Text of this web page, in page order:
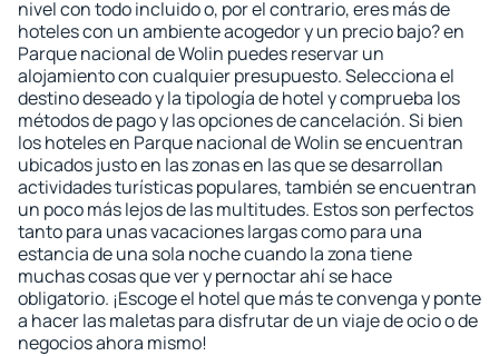
nivel con todo incluido o, por el contrario, eres más de
hoteles con un ambiente acogedor y un precio bajo? en
Parque nacional de Wolin puedes reservar un
alojamiento con cualquier presupuesto. Selecciona el
destino deseado y la tipología de hotel y comprueba los
métodos de pago y las opciones de cancelación. Si bien
los hoteles en Parque nacional de Wolin se encuentran
ubicados justo en las zonas en las que se desarrollan
actividades turísticas populares, también se encuentran
un poco más lejos de las multitudes. Estos son perfectos
tanto para unas vacaciones largas como para una
estancia de una sola noche cuando la zona tiene
muchas cosas que ver y pernoctar ahí se hace
obligatorio. ¡Escoge el hotel que más te convenga y ponte
a hacer las maletas para disfrutar de un viaje de ocio o de
negocios ahora mismo!